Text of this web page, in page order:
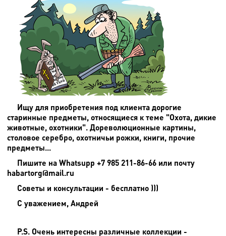
Ищу для приобретения под клиента дорогие
старинные предметы, относящиеся к теме "Охота, дикие
животные, охотники". Дореволюционные картины,
столовое серебро, охотничьи рожки, книги, прочие
предметы...
Пишите на Whatsupp +7 985 211-86-66 или почту
habartorg@mail.ru
Советы и консультации - бесплатно )))
С уважением, Андрей
P.S. Очень интересны различные коллекции -